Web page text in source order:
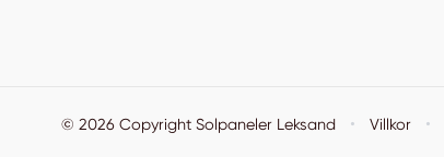
© 2026 Copyright Solpaneler Leksand · Villkor ·